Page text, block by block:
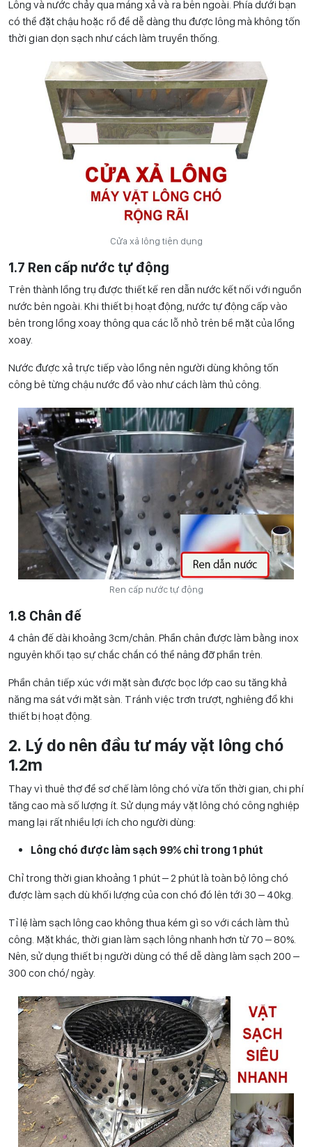
Lông và nước chảy qua máng xả và ra bên ngoài. Phía dưới bạn
có thể đặt chậu hoặc rổ để dễ dàng thu được lông mà không tốn
thời gian dọn sạch như cách làm truyền thống.
Cửa xả lông tiện dụng
1.7 Ren cấp nước tự động
Trên thành lồng trụ được thiết kế ren dẫn nước kết nối với nguồn
nước bên ngoài. Khi thiết bị hoạt động, nước tự động cấp vào
bên trong lồng xoay thông qua các lỗ nhỏ trên bề mặt của lồng
xoay.
Nước được xả trực tiếp vào lồng nên người dùng không tốn
công bê từng chậu nước đổ vào như cách làm thủ công.
Ren cấp nước tự động
1.8 Chân đế
4 chân đế dài khoảng 3cm/chân. Phần chân được làm bằng inox
nguyên khối tạo sự chắc chắn có thể nâng đỡ phần trên.
Phần chân tiếp xúc với mặt sàn được bọc lớp cao su tăng khả
năng ma sát với mặt sàn. Tránh việc trơn trượt, nghiêng đổ khi
thiết bị hoạt động.
2. Lý do nên đầu tư máy vặt lông chó
1.2m
Thay vì thuê thợ để sơ chế làm lông chó vừa tốn thời gian, chi phí
tăng cao mà số lượng ít. Sử dụng máy vặt lông chó công nghiệp
mang lại rất nhiều lợi ích cho người dùng:
Lông chó được làm sạch 99% chỉ trong 1 phút
Chỉ trong thời gian khoảng 1 phút – 2 phút là toàn bộ lông chó
được làm sạch dù khối lượng của con chó đó lên tới 30 – 40kg.
Tỉ lệ làm sạch lông cao không thua kém gì so với cách làm thủ
công. Mặt khác, thời gian làm sạch lông nhanh hơn từ 70 – 80%.
Nên, sử dụng thiết bị người dùng có thể dễ dàng làm sạch 200 –
300 con chó/ ngày.